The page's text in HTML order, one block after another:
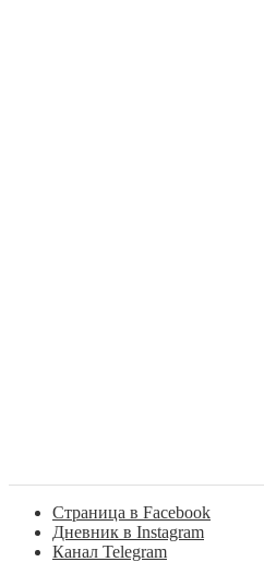
Страница в Facebook
Дневник в Instagram
Канал Telegram